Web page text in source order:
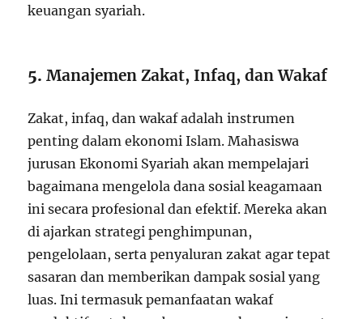
keuangan syariah.
5.Manajemen Zakat, Infaq, dan Wakaf
Zakat, infaq, dan wakaf adalah instrumen
penting dalam ekonomi Islam. Mahasiswa
jurusan Ekonomi Syariah akan mempelajari
bagaimana mengelola dana sosial keagamaan
ini secara profesional dan efektif. Mereka akan
di ajarkan strategi penghimpunan,
pengelolaan, serta penyaluran zakat agar tepat
sasaran dan memberikan dampak sosial yang
luas. Ini termasuk pemanfaatan wakaf